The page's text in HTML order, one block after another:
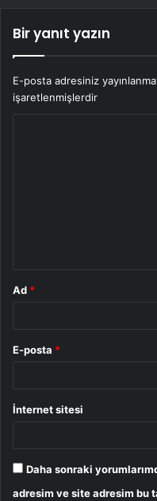
Bir yanıt yazın
E-posta adresiniz
işaretlenmişlerdir
Ad *
E-posta *
İnternet sitesi
Daha sonraki
adresim ve site adresim bu